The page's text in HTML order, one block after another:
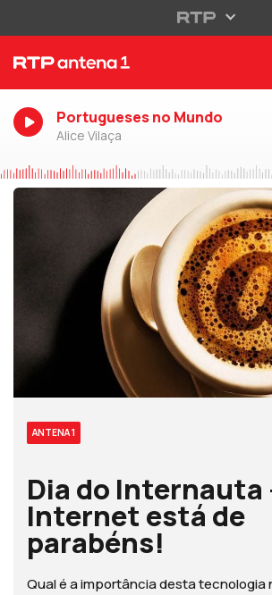
Portugueses no Mundo
Alice Vilaça
ANTENA 1
Dia do Internauta
Internet está de
parabéns!
Qual é a importância desta tecnologia